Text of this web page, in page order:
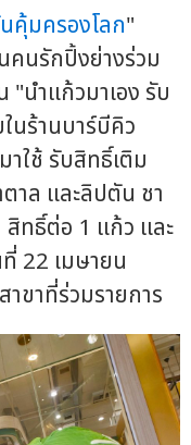
คุ้มครองโลก"
คนรักปิ้งย่างร่วม
"นำแก้วมาเอง รับ
นร้านบาร์บีคิว
ใช้ รับสิทธิ์เติม
าล และลิปตัน ชา
สิทธิ์ต่อ 1 แก้ว และ
22 เมษายน
ขาที่ร่วมรายการ